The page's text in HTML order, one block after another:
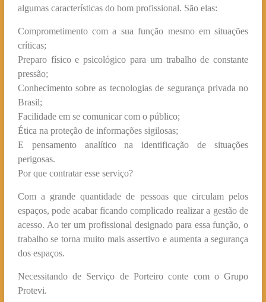
algumas características do bom profissional. São elas:
Comprometimento com a sua função mesmo em situações
críticas;
Preparo físico e psicológico para um trabalho de constante
pressão;
Conhecimento sobre as tecnologias de segurança privada no
Brasil;
Facilidade em se comunicar com o público;
Ética na proteção de informações sigilosas;
E pensamento analítico na identificação de situações
perigosas.
Por que contratar esse serviço?
Com a grande quantidade de pessoas que circulam pelos
espaços, pode acabar ficando complicado realizar a gestão de
acesso. Ao ter um profissional designado para essa função, o
trabalho se torna muito mais assertivo e aumenta a segurança
dos espaços.
Necessitando de Serviço de Porteiro conte com o Grupo
Protevi.